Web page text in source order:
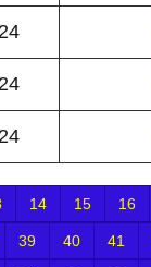
14 15 16
39 40 41